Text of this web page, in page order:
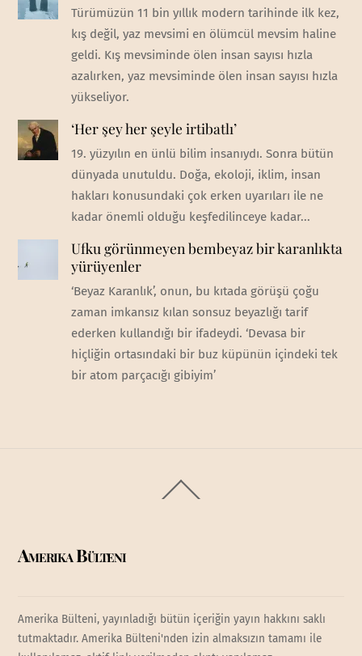
Türümüzün 11 bin yıllık modern tarihinde ilk kez,
kış değil, yaz mevsimi en ölümcül mevsim haline
geldi. Kış mevsiminde ölen insan sayısı hızla
azalırken, yaz mevsiminde ölen insan sayısı hızla
yükseliyor.
‘Her şey her şeyle irtibatlı’
19. yüzyılın en ünlü bilim insanıydı. Sonra bütün
dünyada unutuldu. Doğa, ekoloji, iklim, insan
hakları konusundaki çok erken uyarıları ile ne
kadar önemli olduğu keşfedilinceye kadar...
Ufku görünmeyen bembeyaz bir karanlıkta
yürüyenler
‘Beyaz Karanlık’, onun, bu kıtada görüşü çoğu
zaman imkansız kılan sonsuz beyazlığı tarif
ederken kullandığı bir ifadeydi. ‘Devasa bir
hiçliğin ortasındaki bir buz küpünün içindeki tek
bir atom parçacığı gibiyim’
To
Amerika Bülteni
Amerika Bülteni, yayınladığı bütün içeriğin yayın hakkını saklı
tutmaktadır. Amerika Bülteni'nden izin almaksızın tamamı ile